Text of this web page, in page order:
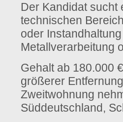
Der Kandidat sucht
technischen
oder
Metallverarbeitung
Gehalt ab 180.000
größerer
Zweitwohnung
Süddeutschland,